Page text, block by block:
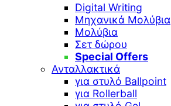
Digital Writing
Μηχανικά Μολύβια
Μολύβια
Σετ δώρου
Special Offers
Ανταλλακτικά
για στυλό Ballpoint
για Rollerball